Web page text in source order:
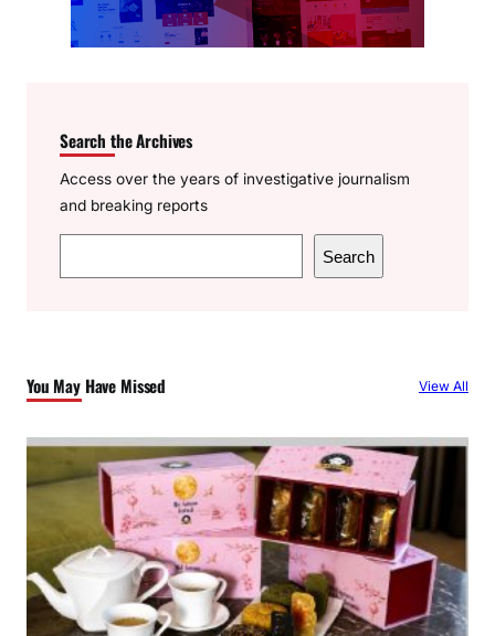
Search the Archives
Access over the years of investigative journalism
and breaking reports
e
h
Search
You May Have Missed View All